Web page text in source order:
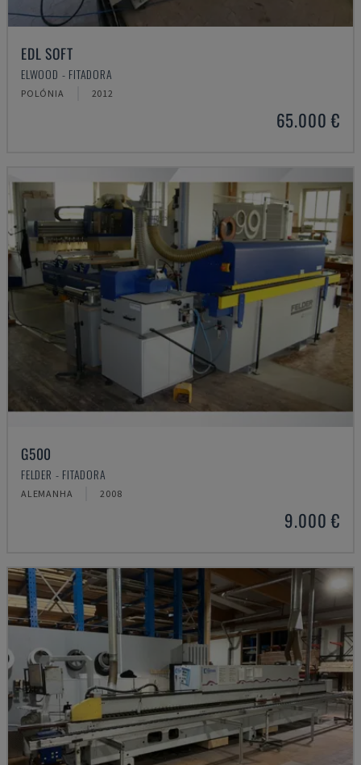
EDL SOFT
ELWOOD - FITADORA
POLÓNIA 2012
65.000 €
G500
FELDER - FITADORA
ALEMANHA 2008
9.000 €